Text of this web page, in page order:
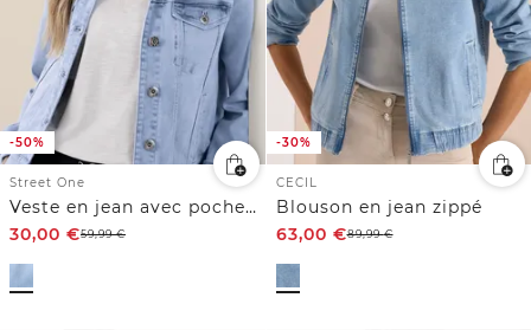
-50%
Street One
Veste en jean avec poches poitrine et boutons
30,00 €59,99€
-30%
CECIL
Blouson en jean zippé
63,00 €89,99€